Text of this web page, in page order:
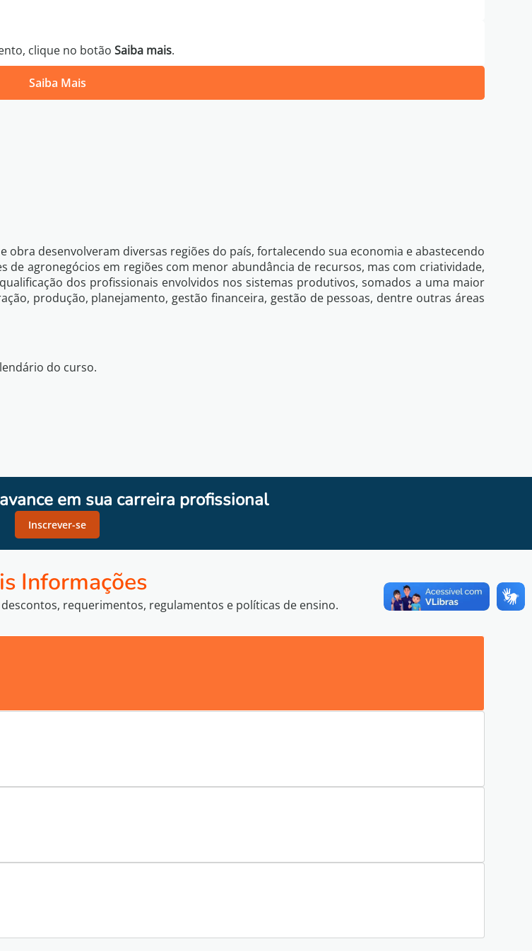
clique no botãoSaiba mais.
Saiba Mais
obra desenvolveram diversas regiões do país, fortalecendo sua economia e abastecendo
agronegócios em regiões com menor abundância de recursos, mas com criatividade,
dos profissionais envolvidos nos sistemas produtivos, somados a uma maior
produção, planejamento, gestão financeira, gestão de pessoas, dentre outras áreas
do curso.
em sua carreira profissional
Inscrever-se
Informações
requerimentos, regulamentos e políticas de ensino.